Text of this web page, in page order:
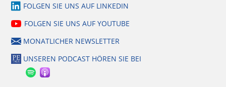
FOLGEN SIE UNS AUF LINKEDIN
FOLGEN SIE UNS AUF YOUTUBE
MONATLICHER NEWSLETTER
UNSEREN PODCAST HÖREN SIE BEI